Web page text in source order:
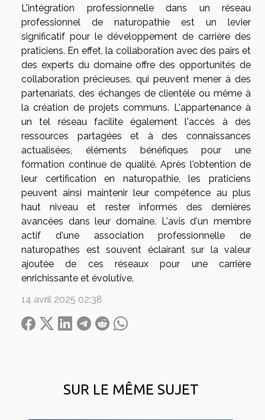
SUR LE MÊME SUJET
L'intégration professionnelle dans un réseau
professionnel de naturopathie est un levier
significatif pour le développement de carrière des
praticiens. En effet, la collaboration avec des pairs et
des experts du domaine offre des opportunités de
collaboration précieuses, qui peuvent mener à des
partenariats, des échanges de clientèle ou même à
la création de projets communs. L'appartenance à
un tel réseau facilite également l'accès à des
ressources partagées et à des connaissances
actualisées, éléments bénéfiques pour une
formation continue de qualité. Après l'obtention de
leur certification en naturopathie, les praticiens
peuvent ainsi maintenir leur compétence au plus
haut niveau et rester informés des dernières
avancées dans leur domaine. L'avis d'un membre
actif d'une association professionnelle de
naturopathes est souvent éclairant sur la valeur
ajoutée de ces réseaux pour une carrière
enrichissante et évolutive.
14 avril 2025 02:38